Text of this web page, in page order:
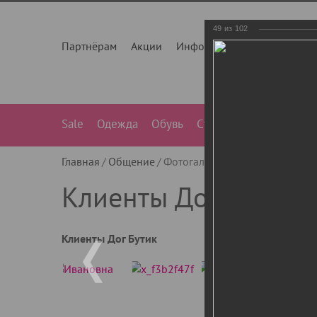
Партнёрам Акции Инфо О нас
Sale Одежда Обувь Сумки
Главная Общение Фотогалерея
Клиенты Дог Бутик
Клиенты Дог Бутик
49 из 102